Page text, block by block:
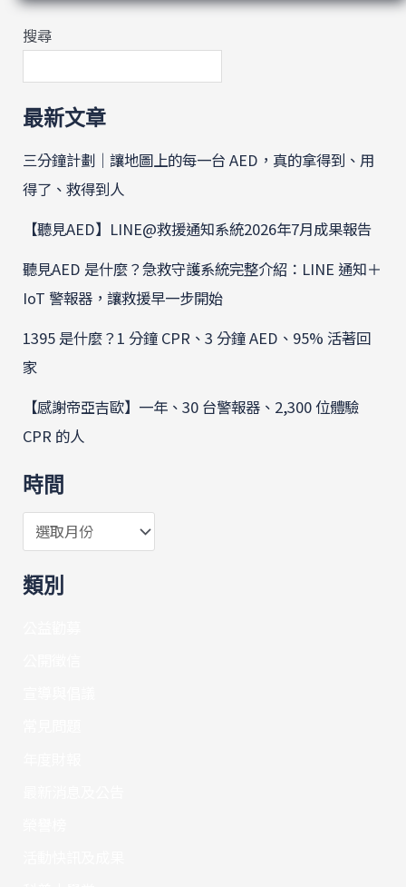
搜尋
最新文章
三分鐘計劃｜讓地圖上的每一台 AED，真的拿得到、用
得了、救得到人
【聽見AED】LINE@救援通知系統2026年7月成果報告
聽見AED 是什麼？急救守護系統完整介紹：LINE 通知＋
IoT 警報器，讓救援早一步開始
1395 是什麼？1 分鐘 CPR、3 分鐘 AED、95% 活著回
家
【感謝帝亞吉歐】一年、30 台警報器、2,300 位體驗
CPR 的人
時間
類別